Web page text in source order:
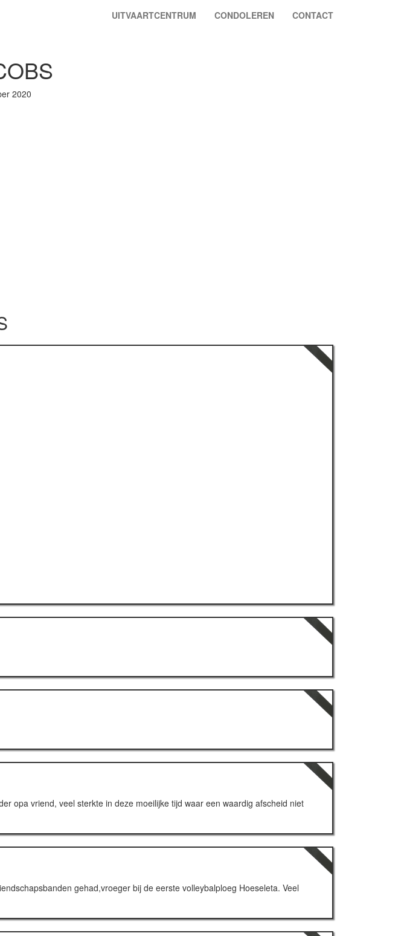
UITVAARTCENTRUM CONDOLEREN CONTACT
2020
opa vriend, veel sterkte in deze moeilijke tijd waar een waardig afscheid niet
gehad,vroeger bij de eerste volleybalploeg Hoeseleta. Veel